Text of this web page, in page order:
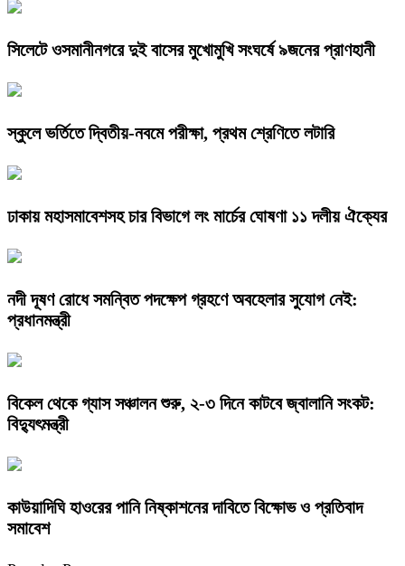
সিলেটে ওসমানীনগরে দুই বাসের মুখোমুখি সংঘর্ষে ৯জনের প্রাণহানী
স্কুলে ভর্তিতে দ্বিতীয়-নবমে পরীক্ষা, প্রথম শ্রেণিতে লটারি
ঢাকায় মহাসমাবেশসহ চার বিভাগে লং মার্চের ঘোষণা ১১ দলীয় ঐক্যের
নদী দূষণ রোধে সমন্বিত পদক্ষেপ গ্রহণে অবহেলার সুযোগ নেই:
প্রধানমন্ত্রী
বিকেল থেকে গ্যাস সঞ্চালন শুরু, ২-৩ দিনে কাটবে জ্বালানি সংকট:
বিদ্যুৎমন্ত্রী
কাউয়াদিঘি হাওরের পানি নিষ্কাশনের দাবিতে বিক্ষোভ ও প্রতিবাদ
সমাবেশ